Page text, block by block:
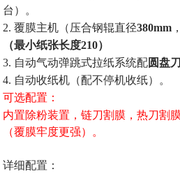
台）。
2.覆膜主机（压合钢辊直径380mm
（最小纸张长度210）
3. 自动气动弹跳式拉纸系统配圆盘
4. 自动收纸机（配不停机收纸）。
可选配置：
内置除粉装置，链刀割膜，热刀割
（覆膜牢度更强）。
详细配置：